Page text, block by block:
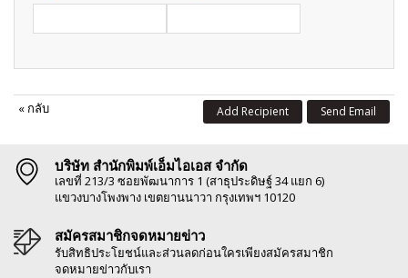
« กลับ Send Email
Add Recipient
บริษัท สำนักพิมพ์เอ็มไอเอส จำกัด
เลขที่ 213/3 ซอยพัฒนาการ 1 (สาธุประดิษฐ์ 34 แยก 6)
แขวงบางโพงพาง เขตยานนาวา กรุงเทพฯ 10120
สมัครสมาชิกจดหมายข่าว
รับสิทธิประโยชน์และส่วนลดก่อนใครเพียงสมัครสมาชิก
จดหมายข่าวกับเรา